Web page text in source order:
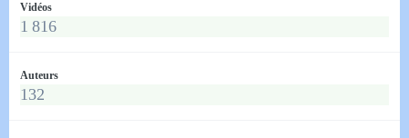
Vidéos
1 816
Auteurs
132